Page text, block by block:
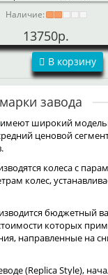
Наличие:
13750р.
В корзину
завода
имеют широкий
ценовой
колеса с
колес,
бюджетный
которых
направленные на
(Replica Style),